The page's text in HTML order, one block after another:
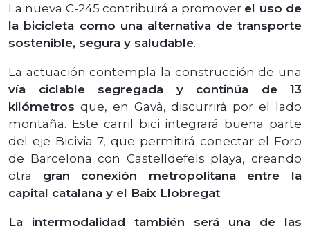
La nueva C-245 contribuirá a promover el uso de
la bicicleta como una alternativa de transporte
sostenible, segura y saludable.
La actuación contempla la construcción de una
vía ciclable segregada y continúa de 13
kilómetros que, en Gavà, discurrirá por el lado
montaña. Este carril bici integrará buena parte
del eje Bicivia 7, que permitirá conectar el Foro
de Barcelona con Castelldefels playa, creando
otra gran conexión metropolitana entre la
capital catalana y el Baix Llobregat.
La intermodalidad también será una de las